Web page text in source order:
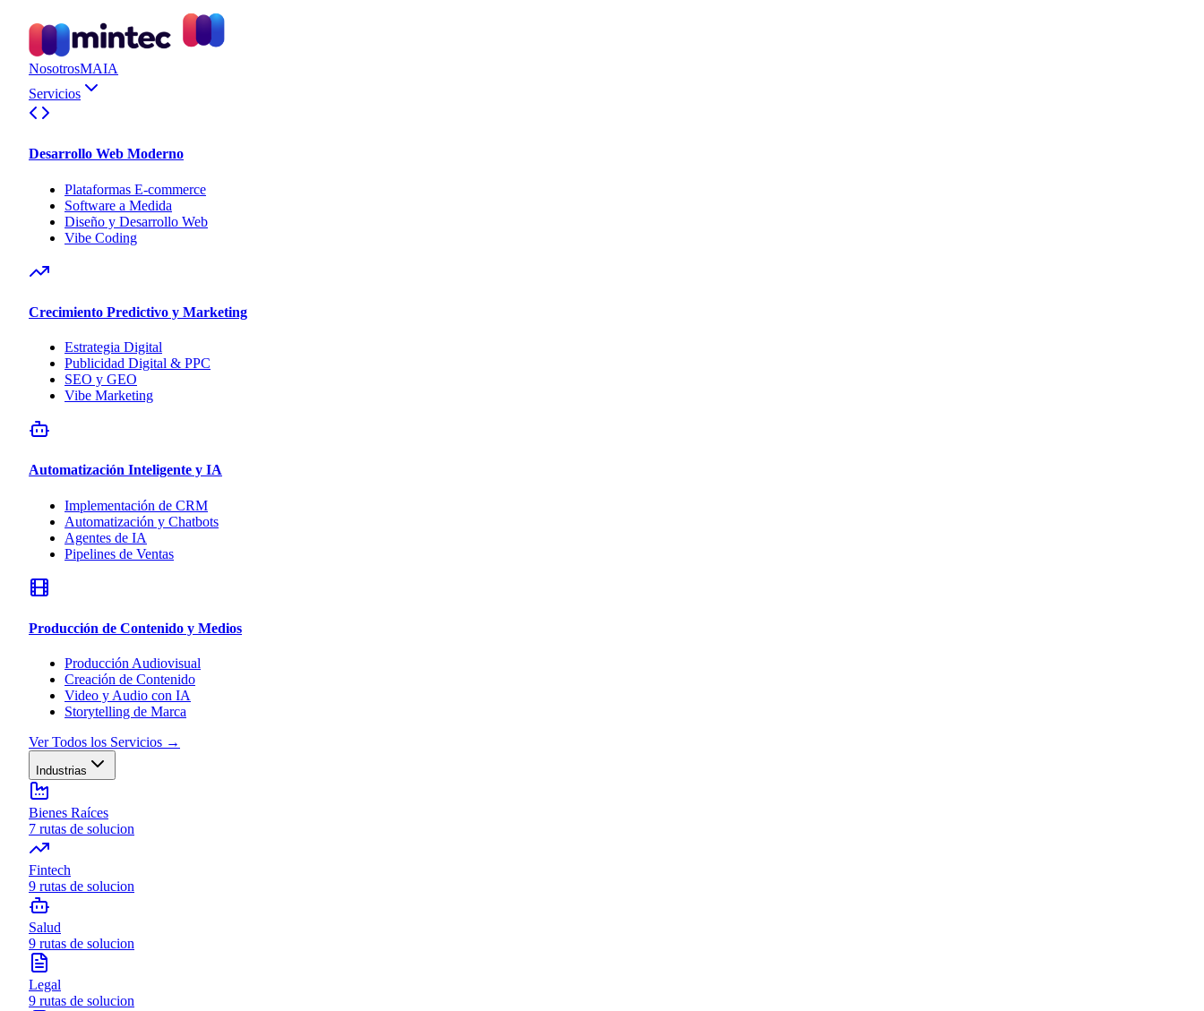
NosotrosMAIA
Servicios
Desarrollo Web Moderno
Plataformas E-commerce
Software a Medida
Diseño y Desarrollo Web
Vibe Coding
Crecimiento Predictivo y Marketing
Estrategia Digital
Publicidad Digital & PPC
SEO y GEO
Vibe Marketing
Automatización Inteligente y IA
Implementación de CRM
Automatización y Chatbots
Agentes de IA
Pipelines de Ventas
Producción de Contenido y Medios
Producción Audiovisual
Creación de Contenido
Video y Audio con IA
Storytelling de Marca
Ver Todos los Servicios →
Industrias
Bienes Raíces
7 rutas de solucion
Fintech
9 rutas de solucion
Salud
9 rutas de solucion
Legal
9 rutas de solucion